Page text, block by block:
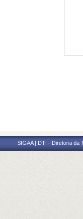
SIGAA | DTI - Diretoria da